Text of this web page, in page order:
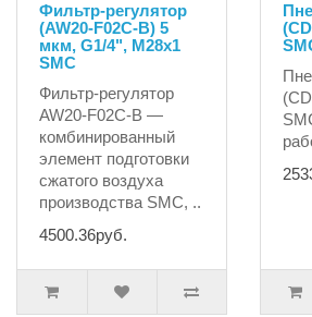
Фильтр-регулятор
(AW20-F02C-B) 5
мкм, G1/4", M28x1
SMC
Фильтр-регулятор
AW20-F02C-B —
комбинированный
элемент подготовки
сжатого воздуха
производства SMC, ..
4500.36руб.